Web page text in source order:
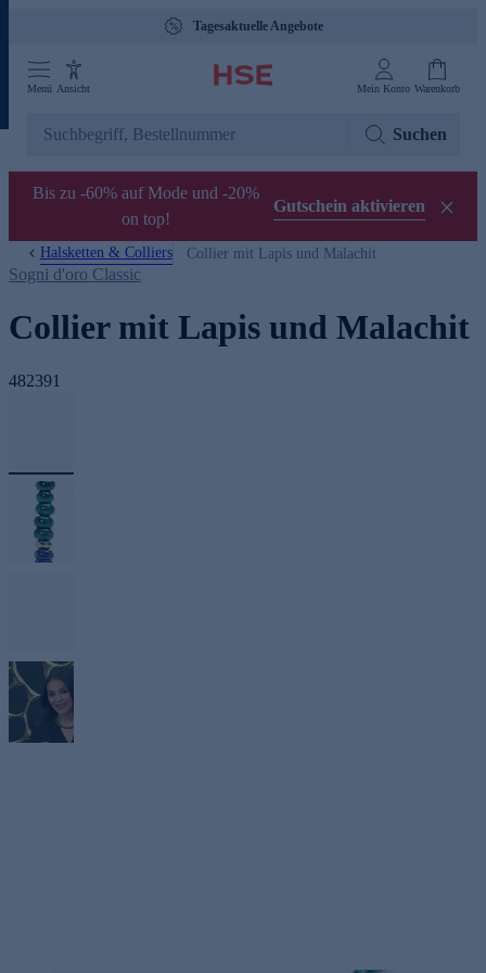
Tagesaktuelle Angebote
Menü Ansicht Mein Konto Warenkorb
Suchen
Bis zu -60% auf Mode und -20%
on top!
Gutschein aktivieren
Halsketten & Colliers Collier mit Lapis und Malachit
Sogni d'oro Classic
Collier mit Lapis und Malachit
482391